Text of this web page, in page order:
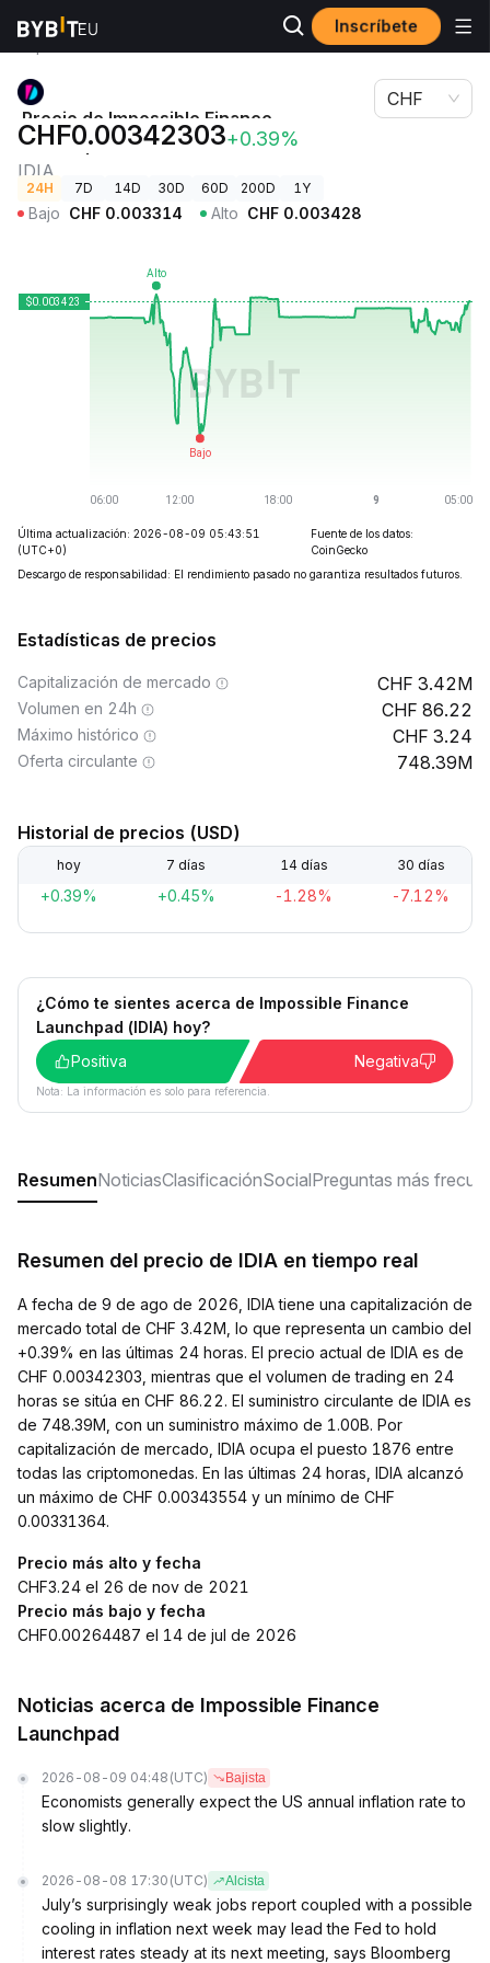
Inscríbete
Precios de
Precio de Impossible Finance Launchpad
Precio de Impossible Finance
Launchpad
IDIA
CHF0.00342303+0.39%
CHF
24H 7D 14D 30D 60D 200D 1Y
Bajo CHF 0.003314 Alto CHF 0.003428
Última actualización: 2026-08-09 05:43:51
(UTC+0)
Fuente de los datos:
CoinGecko
Descargo de responsabilidad: El rendimiento pasado no garantiza resultados futuros.
Estadísticas de precios
Capitalización de mercado 3.42M
Volumen en 24h 86.22
Máximo histórico 3.24
Oferta circulante 748.39M
Historial de precios (USD)
hoy 7 días 14 días 30 días
+0.39% +0.45% -1.28% -7.12%
¿Cómo te sientes acerca de Impossible Finance
Launchpad (IDIA) hoy?
Positiva
Negativa
Nota: La información es solo para referencia.
ResumenNoticiasClasificaciónSocialPreguntas más
Resumen del precio de IDIA en tiempo real
A fecha de 9 de ago de 2026, IDIA tiene una capitalización de
mercado total de CHF 3.42M, lo que representa un cambio del
+0.39% en las últimas 24 horas. El precio actual de IDIA es de
CHF 0.00342303, mientras que el volumen de trading en 24
horas se sitúa en CHF 86.22. El suministro circulante de IDIA es
de 748.39M, con un suministro máximo de 1.00B. Por
capitalización de mercado, IDIA ocupa el puesto 1876 entre
todas las criptomonedas. En las últimas 24 horas, IDIA alcanzó
un máximo de CHF 0.00343554 y un mínimo de CHF
0.00331364.
Precio más alto y fecha
CHF3.24 el 26 de nov de 2021
Precio más bajo y fecha
CHF0.00264487 el 14 de jul de 2026
Noticias acerca de Impossible Finance
Launchpad
2026-08-09 04:48 (UTC) Bajista
Economists generally expect the US annual inflation rate to
slow slightly.
2026-08-08 17:30 (UTC) Alcista
July’s surprisingly weak jobs report coupled with a possible
cooling in inflation next week may lead the Fed to hold
interest rates steady at its next meeting, says Bloomberg